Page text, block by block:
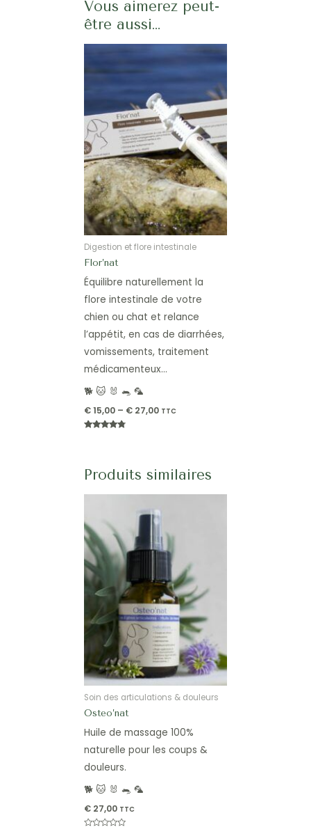
Vous aimerez peut-
être aussi…
Digestion et flore intestinale
Flor’nat
Équilibre naturellement la
flore intestinale de votre
chien ou chat et relance
l’appétit, en cas de diarrhées,
vomissements, traitement
médicamenteux…
🐕 🐱 🐰 🐀 🦜
€15,00 – € 27,00 TTC
Produits similaires
Soin des articulations & douleurs
Osteo’nat
Huile de massage 100%
naturelle pour les coups &
douleurs.
🐕 🐱 🐰 🐀 🦜
€ 27,00 TTC